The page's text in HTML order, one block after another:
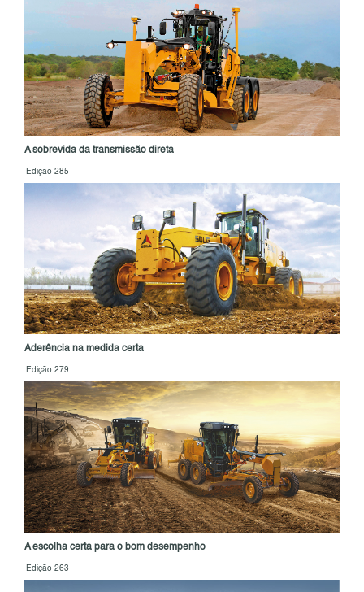
A sobrevida da transmissão direta
Edição 285
Aderência na medida certa
Edição 279
A escolha certa para o bom desempenho
Edição 263